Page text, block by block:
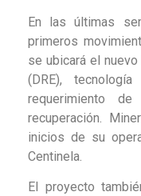
En las últimas
primeros
se ubicará el
(DRE),
requerimiento
recuperación.
inicios de su
Centinela.
El proyecto